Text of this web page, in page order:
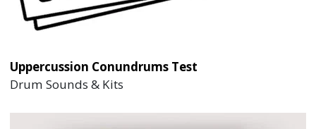
Uppercussion Conundrums Test
Drum Sounds & Kits